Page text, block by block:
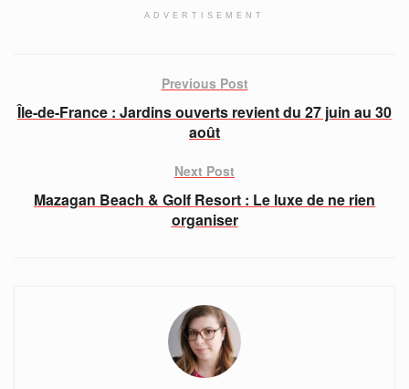
ADVERTISEMENT
Previous Post
Île-de-France : Jardins ouverts revient du 27 juin au 30
août
Next Post
Mazagan Beach & Golf Resort : Le luxe de ne rien
organiser